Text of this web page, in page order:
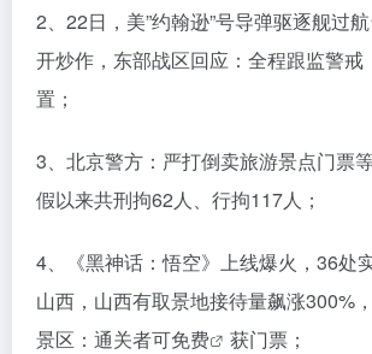
2、22日，美”约翰逊”号导弹驱逐舰过
开炒作，东部战区回应：全程跟监警戒
置；
3、北京警方：严打倒卖旅游景点门票
假以来共刑拘62人、行拘117人；
4、《黑神话：悟空》上线爆火，36处
山西，山西有取景地接待量飙涨300%
景区：通关者可免费 获门票；